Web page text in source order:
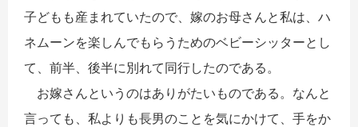
子どもも産まれていたので、嫁のお母さんと私は、ハ
ネムーンを楽しんでもらうためのベビーシッターとし
て、前半、後半に別れて同行したのである。
お嫁さんというのはありがたいものである。なんと
言っても、私よりも長男のことを気にかけて、手をか